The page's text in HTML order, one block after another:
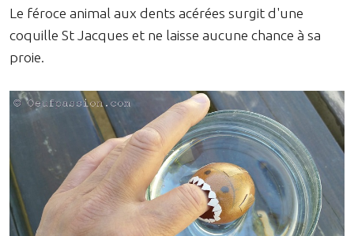
Le féroce animal aux dents acérées surgit d'une
coquille St Jacques et ne laisse aucune chance à sa
proie.